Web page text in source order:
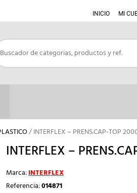
INICIO MI
/ INTERFLEX – PRENS.CAP-TOP
INTERFLEX –
Marca:INTERFLEX
Referencia:014871